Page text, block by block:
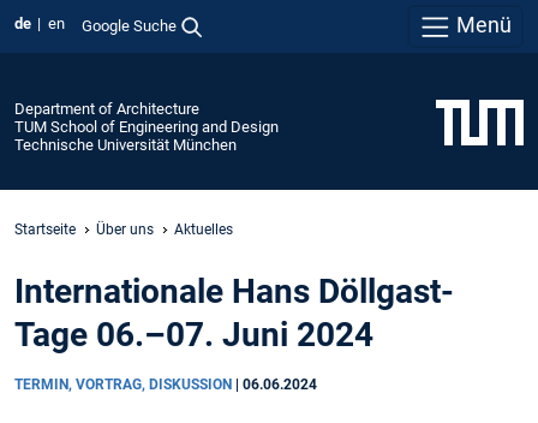
de en Google Suche Menü
Department of Architecture
TUM School of Engineering and Design
Technische Universität München
Startseite Über uns Aktuelles
Internationale Hans Döllgast-
Tage 06.–07. Juni 2024
TERMIN, VORTRAG, DISKUSSION 06.06.2024